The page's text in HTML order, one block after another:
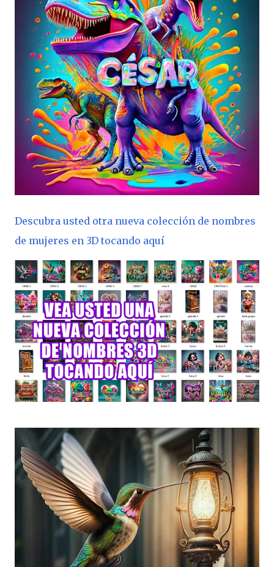
Descubra usted otra nueva colección de nombres
de mujeres en 3D tocando aquí